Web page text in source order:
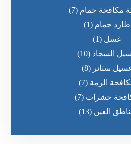
مكافحة حمام (7)
طارد حمام (1)
غسل (1)
السجاد (10)
ستائر (8)
الرمة (7)
حشرات (7)
العين (13)